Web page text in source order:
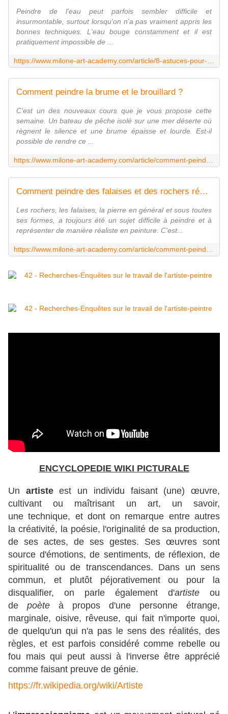
Peindre de l'eau peut parfois sembler difficile et
insurmontable, surtout lorsqu'on n'a pas vraiment appris les
bonnes techniques. L'eau bouge constamment et il est
pratiquement impossible de ...
Comment peindre la brume et le brouillard ?
C'est un des nouveaux cours que je vous propose cette
semaine. Un bateau de pêche isolé sur une mer déserte où
règnent le silence et une brume épaisse et lourde. Est-il
possible de rendre ce ...
Comment peindre des falaises et des rochers réalistes ?
Les rochers, les falaises, la pierre en général et sous toutes
ses formes, a toujours été un sujet difficile à peindre et à
représenter de manière réaliste en peinture. C'est...
ENCYCLOPEDIE WIKI PICTURALE
Un artisteest un individu faisant (une) œuvre,
cultivant ou maîtrisant un art, un savoir,
une technique, et dont on remarque entre autres
la créativité, la poésie, l'originalité de sa production,
de ses actes, de ses gestes. Ses œuvres sont
source d'émotions, de sentiments, de réflexion, de
spiritualité ou de transcendances. Dans un sens
commun, et plutôt péjorativement ou pour la
disqualifier, on parle également d'artiste ou
de poète à propos d'une personne étrange,
marginale, oisive, rêveuse, qui fait n'importe quoi,
de quelqu'un qui n'a pas le sens des réalités, des
règles, et est parfois considéré comme rebelle ou
fou mais qui peut aussi à l'inverse être apprécié
comme faisant preuve de génie.
https://fr.wikipedia.org/wiki/Artiste